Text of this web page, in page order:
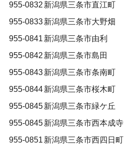
955-0832 新潟県三条市直江町
955-0833新潟県三条市大野畑
955-0841 新潟県三条市由利
955-0842 新潟県三条市島田
955-0843新潟県三条市条南町
955-0844新潟県三条市桜木町
955-0845新潟県三条市緑ケ丘
955-0845新潟県三条市西本成寺
955-0851 新潟県三条市西四日町